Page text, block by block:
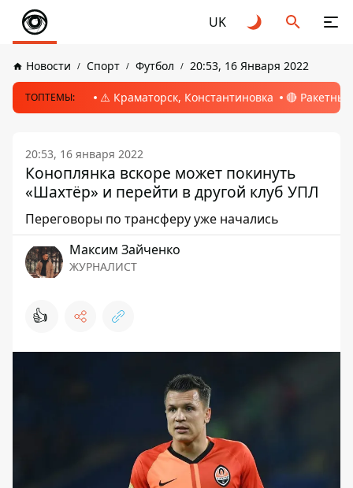
UK
Новости Спорт Футбол 20:53, 16 Января 2022
ТОПТЕМЫ: ⚠️ Краматорск, Константиновка 🔴
20:53, 16 января 2022
Коноплянка вскоре может покинуть
«Шахтёр» и перейти в другой клуб УПЛ
Переговоры по трансферу уже начались
Максим Зайченко
ЖУРНАЛИСТ
👍